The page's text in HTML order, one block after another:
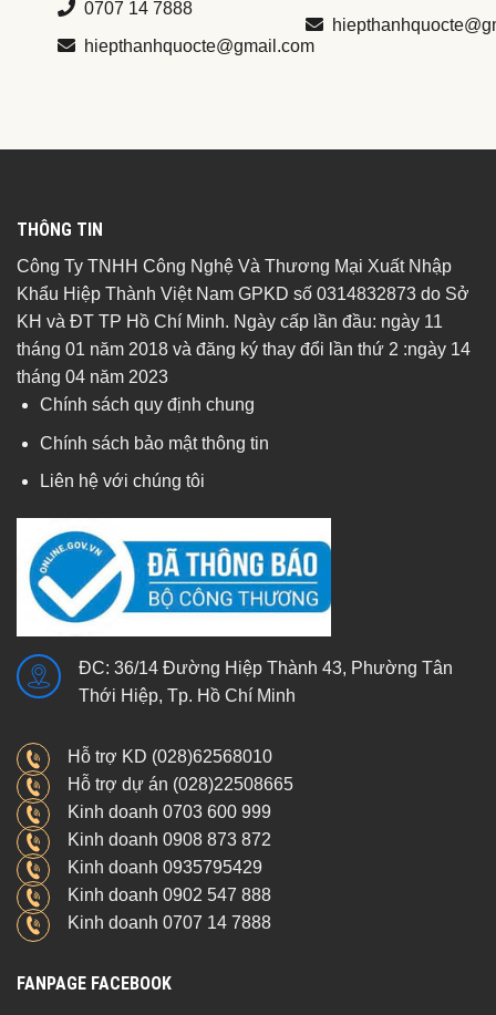
0707 14 7888
hiepthanhquocte@gmail.com
THÔNG TIN
Công Ty TNHH Công Nghệ Và Thương Mại Xuất Nhập
Khẩu Hiệp Thành Việt Nam GPKD số 0314832873 do Sở
KH và ĐT TP Hồ Chí Minh. Ngày cấp lần đầu: ngày 11
tháng 01 năm 2018 và đăng ký thay đổi lần thứ 2 :ngày 14
tháng 04 năm 2023
Chính sách quy định chung
Chính sách bảo mật thông tin
Liên hệ với chúng tôi
ĐC: 36/14 Đường Hiệp Thành 43, Phường Tân
Thới Hiệp, Tp. Hồ Chí Minh
Hỗ trợ KD (028)62568010
Hỗ trợ dự án (028)22508665
Kinh doanh 0703 600 999
Kinh doanh 0908 873 872
Kinh doanh 0935795429
Kinh doanh 0902 547 888
Kinh doanh 0707 14 7888
FANPAGE FACEBOOK